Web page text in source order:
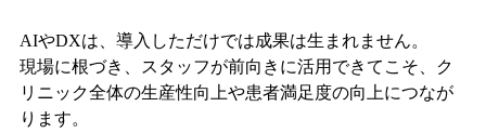
AIやDXは、導入しただけでは成果は生まれません。
現場に根づき、スタッフが前向きに活用できてこそ、ク
リニック全体の生産性向上や患者満足度の向上につなが
ります。